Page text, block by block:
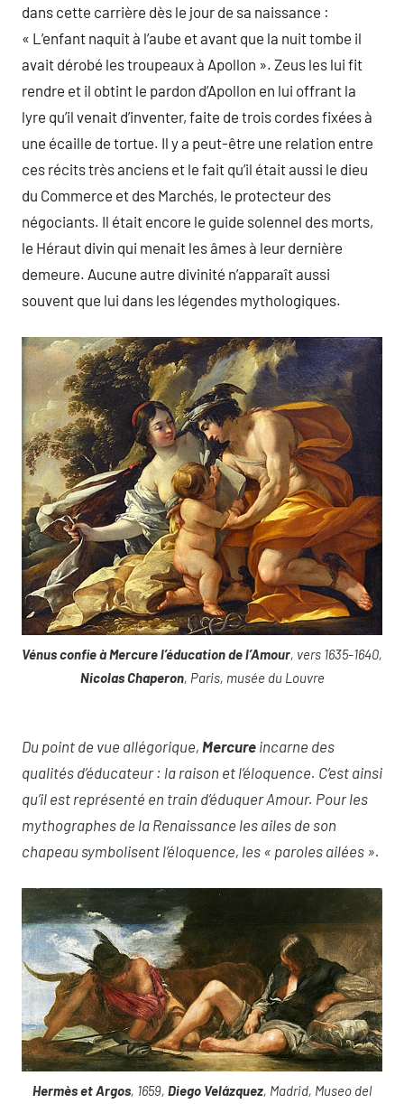
dans cette carrière dès le jour de sa naissance :
« L’enfant naquit à l’aube et avant que la nuit tombe il
avait dérobé les troupeaux à Apollon ». Zeus les lui fit
rendre et il obtint le pardon d’Apollon en lui offrant la
lyre qu’il venait d’inventer, faite de trois cordes fixées à
une écaille de tortue. Il y a peut-être une relation entre
ces récits très anciens et le fait qu’il était aussi le dieu
du Commerce et des Marchés, le protecteur des
négociants. Il était encore le guide solennel des morts,
le Héraut divin qui menait les âmes à leur dernière
demeure. Aucune autre divinité n’apparaît aussi
souvent que lui dans les légendes mythologiques.
Vénus confie à Mercure l’éducation de l’Amour, vers 1635-1640,
Nicolas Chaperon, Paris, musée du Louvre
Du point de vue allégorique, Mercure incarne des
qualités d’éducateur : la raison et l’éloquence. C’est ainsi
qu’il est représenté en train d’éduquer Amour. Pour les
mythographes de la Renaissance les ailes de son
chapeau symbolisent l’éloquence, les « paroles ailées ».
Hermès et Argos, 1659, Diego Velázquez, Madrid, Museo del